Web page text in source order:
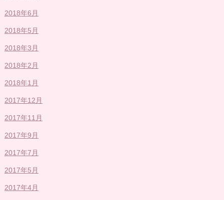
2018年6月
2018年5月
2018年3月
2018年2月
2018年1月
2017年12月
2017年11月
2017年9月
2017年7月
2017年5月
2017年4月